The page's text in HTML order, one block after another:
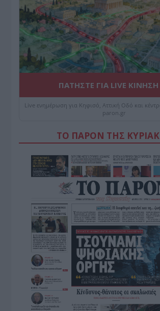
ΠΑΤΗΣΤΕ ΓΙΑ LIVE ΚΙΝΗΣΗ
Live ενημέρωση για Κηφισό, Αττική Οδό και
paron.gr
ΤΟ ΠΑΡΟΝ ΤΗΣ